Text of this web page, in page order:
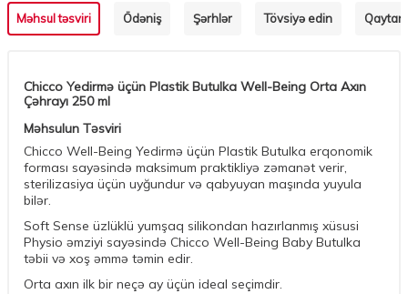
Məhsul təsviri Ödəniş Şərhlər Tövsiyə edin
Chicco Yedirmə üçün Plastik Butulka Well-Being Orta Axın
Çəhrayı 250 ml
Məhsulun Təsviri
Chicco Well-Being Yedirmə üçün Plastik Butulka erqonomik
forması sayəsində maksimum praktikliyə zəmanət verir,
sterilizasiya üçün uyğundur və qabyuyan maşında yuyula
bilər.
Soft Sense üzlüklü yumşaq silikondan hazırlanmış xüsusi
Physio əmziyi sayəsində Chicco Well-Being Baby Butulka
təbii və xoş əmmə təmin edir.
Orta axın ilk bir neçə ay üçün ideal seçimdir.